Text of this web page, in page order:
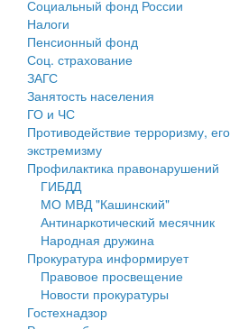
Противодействие коррупции
Контрольно-счетная палата
Персональные данные
Оценка регулирующего
Деятельность МУ
Нормативы градостроительного
Правила землепользования и
Генеральные планы
Проекты планировки территории
Собрание депутатов
Социальный фонд России
Налоги
Пенсионный фонд
Соц. страхование
ЗАГС
Занятость населения
ГО и ЧС
Противодействие терроризму,
экстремизму
Профилактика правонарушений
ГИБДД
МО МВД "Кашинский"
Антинаркотический месячник
Народная дружина
Прокуратура информирует
Правовое просвещение
Новости прокуратуры
Гостехнадзор